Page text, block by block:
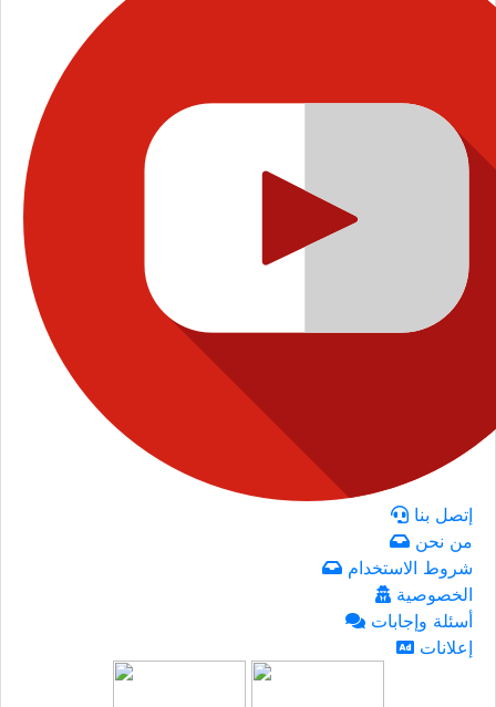
إتصل بنا
من نحن
شروط الاستخدام
الخصوصية
أسئلة وإجابات
إعلانات